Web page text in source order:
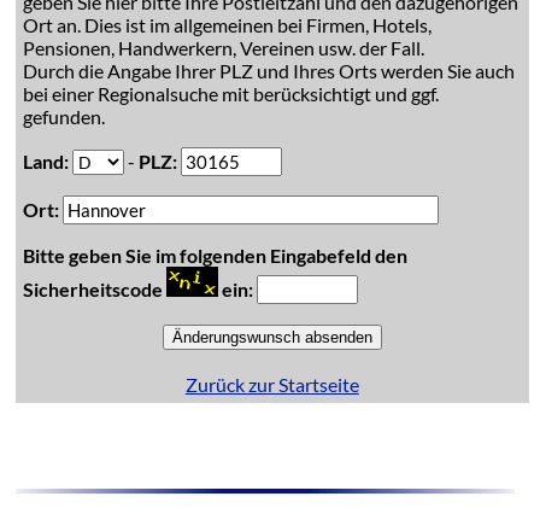
Ort an. Dies ist im allgemeinen bei Firmen, Hotels,
Pensionen, Handwerkern, Vereinen usw. der Fall.
Durch die Angabe Ihrer PLZ und Ihres Orts werden Sie auch
bei einer Regionalsuche mit berücksichtigt und ggf.
gefunden.
Land:
- PLZ:
Ort:
Bitte geben Sie im folgenden Eingabefeld den
Sicherheitscode
ein:
Zurück zur Startseite